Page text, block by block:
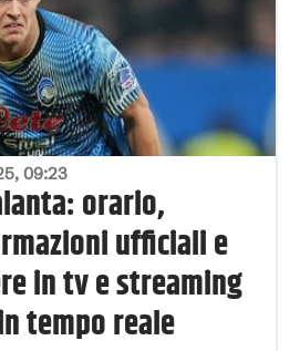
09:23
orario,
ufficiali e
in tv e streaming
tempo reale